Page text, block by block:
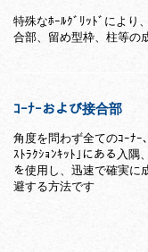
特殊なﾎｰﾙｸﾞﾘｯﾄﾞにより
合部、留め型枠、柱等の
ｺｰﾅｰおよび接合部
角度を問わず全てのｺｰﾅｰ
ｽﾄﾗｸｼｮﾝｷｯﾄ｣にある入隅
を使用し、迅速で確実に
避する方法です